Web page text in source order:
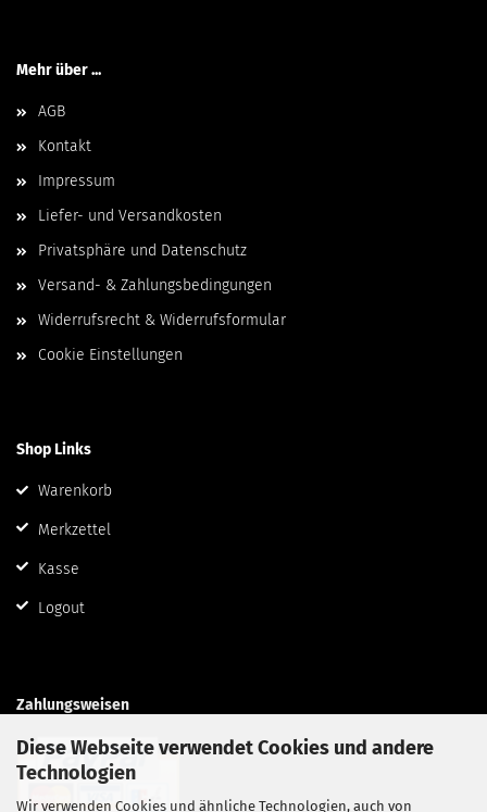
Diese Webseite verwendet Cookies und andere
Technologien
Wir verwenden Cookies und ähnliche Technologien, auch von
Mehr über ...
AGB
Kontakt
Impressum
Liefer- und Versandkosten
Privatsphäre und Datenschutz
Versand- & Zahlungsbedingungen
Widerrufsrecht & Widerrufsformular
Cookie Einstellungen
Shop Links
Warenkorb
Merkzettel
Kasse
Logout
Zahlungsweisen